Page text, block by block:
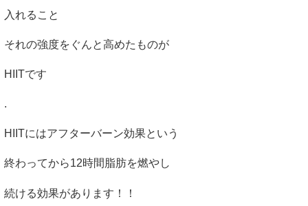
入れること
それの強度をぐんと高めたものが
HIITです
.
HIITにはアフターバーン効果という
終わってから12時間脂肪を燃やし
続ける効果があります！！